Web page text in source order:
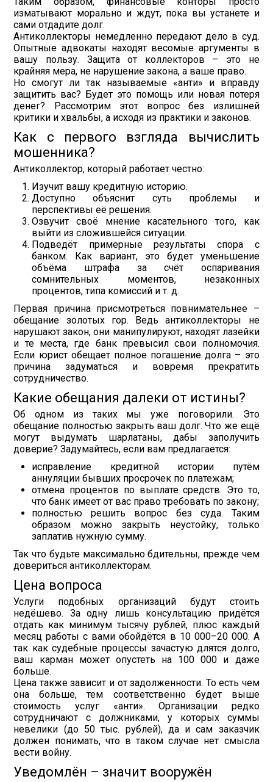
изматывают морально и ждут, пока вы устанете и
сами отдадите долг.
Антиколлекторы немедленно передают дело в суд.
Опытные адвокаты находят весомые аргументы в
вашу пользу. Защита от коллекторов – это не
крайняя мера, не нарушение закона, а ваше право.
Но смогут ли так называемые «анти» и вправду
защитить вас? Будет это помощь или новая потеря
денег? Рассмотрим этот вопрос без излишней
критики и хвальбы, а исходя из практики и законов.
Как с первого взгляда вычислить
мошенника?
Антиколлектор, который работает честно:
Изучит вашу кредитную историю.
Доступно объяснит суть проблемы и
перспективы её решения.
Озвучит своё мнение касательного того, как
выйти из сложившейся ситуации.
Подведёт примерные результаты спора с
банком. Как вариант, это будет уменьшение
объёма штрафа за счёт оспаривания
сомнительных моментов, незаконных
процентов, типа комиссий и т. д.
Первая причина присмотреться повнимательнее –
обещание золотых гор. Ведь антиколлекторы не
нарушают закон, они манипулируют, находят лазейки
и те места, где банк превысил свои полномочия.
Если юрист обещает полное погашение долга – это
причина задуматься и вовремя прекратить
сотрудничество.
Какие обещания далеки от истины?
Об одном из таких мы уже поговорили. Это
обещание полностью закрыть ваш долг. Что же ещё
могут выдумать шарлатаны, дабы заполучить
доверие? Задумайтесь, если вам предлагается:
исправление кредитной истории путём
аннуляции бывших просрочек по платежам;
отмена процентов по выплате средств. Это то,
что банк имеет от вас право требовать по закону;
полностью решить вопрос без суда. Таким
образом можно закрыть неустойку, только
заплатив нужную сумму.
Так что будьте максимально бдительны, прежде чем
довериться антиколлекторам.
Цена вопроса
Услуги подобных организаций будут стоить
недёшево. За одну лишь консультацию придётся
отдать как минимум тысячу рублей, плюс каждый
месяц работы с вами обойдётся в 10 000–20 000. А
так как судебные процессы зачастую длятся долго,
ваш карман может опустеть на 100 000 и даже
больше.
Цена также зависит и от задолженности. То есть чем
она больше, тем соответственно будет выше
стоимость услуг «анти». Организации редко
сотрудничают с должниками, у которых суммы
невелики (до 50 тыс. рублей), да и сам заказчик
должен понимать, что в таком случае нет смысла
вести войну.
Уведомлён – значит вооружён